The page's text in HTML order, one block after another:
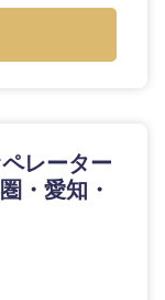
レーター
・愛知・